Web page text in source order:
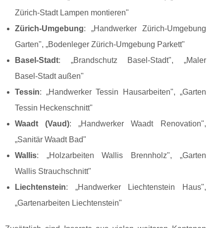
Zürich-Stadt Lampen montieren"
Zürich-Umgebung: „Handwerker Zürich-Umgebung
Garten", „Bodenleger Zürich-Umgebung Parkett"
Basel-Stadt: „Brandschutz Basel-Stadt", „Maler
Basel-Stadt außen"
Tessin: „Handwerker Tessin Hausarbeiten", „Garten
Tessin Heckenschnitt"
Waadt (Vaud): „Handwerker Waadt Renovation",
„Sanitär Waadt Bad"
Wallis: „Holzarbeiten Wallis Brennholz", „Garten
Wallis Strauchschnitt"
Liechtenstein: „Handwerker Liechtenstein Haus",
„Gartenarbeiten Liechtenstein"